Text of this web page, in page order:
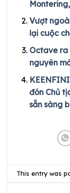
Vượt
lại cuộc
Octave ra
nguyên
đón Chủ
sẵn sàng
This entry was